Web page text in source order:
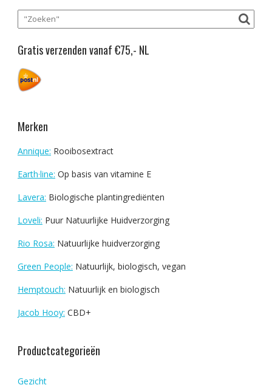
Gratis verzenden vanaf €75,- NL
Merken
Annique: Rooibosextract
Earth·line: Op basis van vitamine E
Lavera: Biologische plantingrediënten
Loveli: Puur Natuurlijke Huidverzorging
Rio Rosa: Natuurlijke huidverzorging
Green People: Natuurlijk, biologisch, vegan
Hemptouch: Natuurlijk en biologisch
Jacob Hooy: CBD+
Productcategorieën
Gezicht